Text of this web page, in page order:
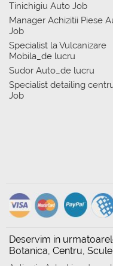
Tinichigiu Auto Job
Manager Achizitii Piese
Job
Specialist la Vulcanizare
Mobila_de lucru
Sudor Auto_de lucru
Specialist detailing
Job
Deservim in
Botanica, Centru,